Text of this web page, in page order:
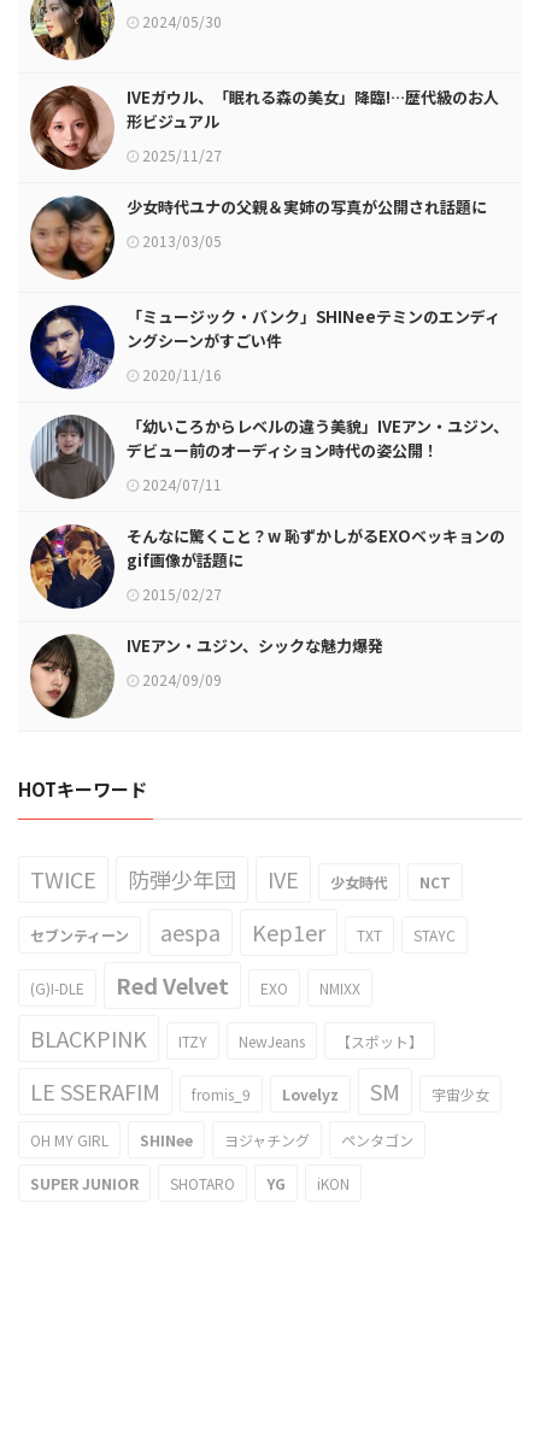
2024/05/30
IVEガウル、「眠れる森の美女」降臨!…歴代級のお人
形ビジュアル
2025/11/27
少女時代ユナの父親＆実姉の写真が公開され話題に
2013/03/05
「ミュージック・バンク」SHINeeテミンのエンディ
ングシーンがすごい件
2020/11/16
「幼いころからレベルの違う美貌」IVEアン・ユジン、
デビュー前のオーディション時代の姿公開！
2024/07/11
そんなに驚くこと？w 恥ずかしがるEXOベッキョンの
gif画像が話題に
2015/02/27
IVEアン・ユジン、シックな魅力爆発
2024/09/09
HOTキーワード
TWICE 防弾少年団 IVE 少女時代 NCT
セブンティーン aespa Kep1er TXT STAYC
(G)I-DLE Red Velvet EXO NMIXX
BLACKPINK ITZY NewJeans 【スポット】
LE SSERAFIM fromis_9 Lovelyz SM 宇宙少女
OH MY GIRL SHINee ヨジャチング ペンタゴン
SUPER JUNIOR SHOTARO YG iKON